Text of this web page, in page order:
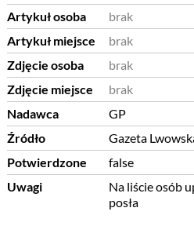
Artykuł osoba
brak
Artykuł miejsce
brak
Zdjęcie osoba
brak
Zdjęcie miejsce
brak
Nadawca
GP
Źródło
Gazeta
Potwierdzone
false
Uwagi
Na liście osób
posła